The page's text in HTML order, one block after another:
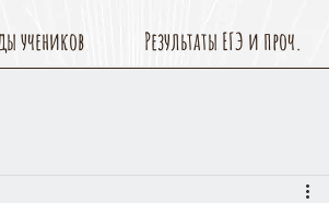
учеников Результаты ЕГЭ и проч.